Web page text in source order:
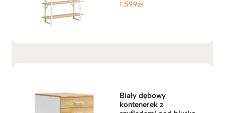
Oceniono
1.599zł
Biały dębowy
kontenerek z